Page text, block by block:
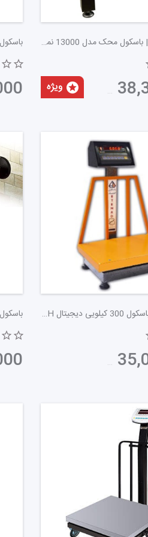
و بزرگ، سوپرمارکت‌ها و
به وزن و قیمت کالا را به
محاسبه وزن و قیمت جلوگیری
مشتری کمک می‌کنند.
باسکول دیجیتال | باسکول محک مدل 13000 نمایشگر ثابت | باسکول 1 تن | باسکول 1.5 تن | پوز اسکیل
38,350,000
باسکول اعتماد | باسکول 300 کیلویی دیجیتال 3000H | پوز اسکیل
35,000,000